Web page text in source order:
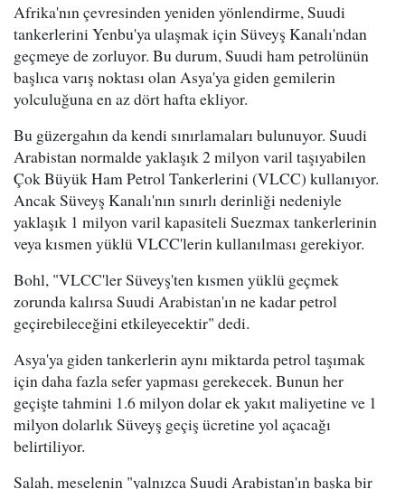
Afrika'nın çevresinden yeniden yönlendirme, Suudi
tankerlerini Yenbu'ya ulaşmak için Süveyş Kanalı'ndan
geçmeye de zorluyor. Bu durum, Suudi ham petrolünün
başlıca varış noktası olan Asya'ya giden gemilerin
yolculuğuna en az dört hafta ekliyor.
Bu güzergahın da kendi sınırlamaları bulunuyor. Suudi
Arabistan normalde yaklaşık 2 milyon varil taşıyabilen
Çok Büyük Ham Petrol Tankerlerini (VLCC) kullanıyor.
Ancak Süveyş Kanalı'nın sınırlı derinliği nedeniyle
yaklaşık 1 milyon varil kapasiteli Suezmax tankerlerinin
veya kısmen yüklü VLCC'lerin kullanılması gerekiyor.
Bohl, "VLCC'ler Süveyş'ten kısmen yüklü geçmek
zorunda kalırsa Suudi Arabistan'ın ne kadar petrol
geçirebileceğini etkileyecektir" dedi.
Asya'ya giden tankerlerin aynı miktarda petrol taşımak
için daha fazla sefer yapması gerekecek. Bunun her
geçişte tahmini 1.6 milyon dolar ek yakıt maliyetine ve 1
milyon dolarlık Süveyş geçiş ücretine yol açacağı
belirtiliyor.
Salah, meselenin "yalnızca Suudi Arabistan'ın başka bir